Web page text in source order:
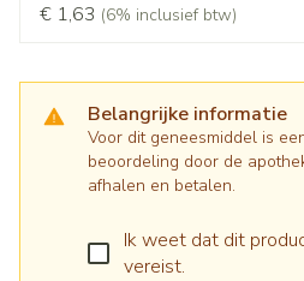
€ 1,63 (6% inclusief btw)
Belangrijke informatie
Voor dit geneesmiddel is
beoordeling door de
afhalen en betalen.
Ik weet dat dit
vereist.